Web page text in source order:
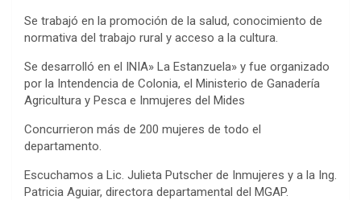
Se trabajó en la promoción de la salud, conocimiento de
normativa del trabajo rural y acceso a la cultura.
Se desarrolló en el INIA» La Estanzuela» y fue organizado
por la Intendencia de Colonia, el Ministerio de Ganadería
Agricultura y Pesca e Inmujeres del Mides
Concurrieron más de 200 mujeres de todo el
departamento.
Escuchamos a Lic. Julieta Putscher de Inmujeres y a la Ing.
Patricia Aguiar, directora departamental del MGAP.